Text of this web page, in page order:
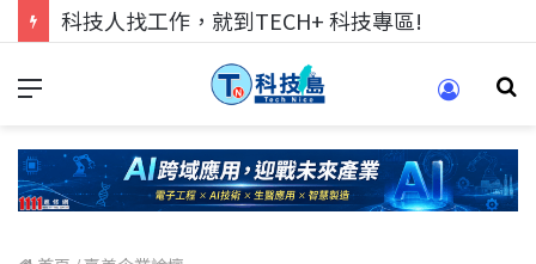
科技人找工作，就到TECH+ 科技專區!